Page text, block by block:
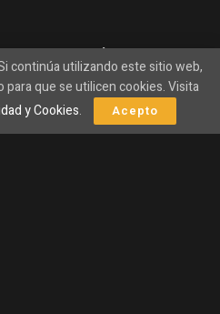
en Solana podría disparar su
¡Descubre cómo!
continúa utilizando este sitio web,
que se utilicen cookies. Visita
y Cookies. Acepto